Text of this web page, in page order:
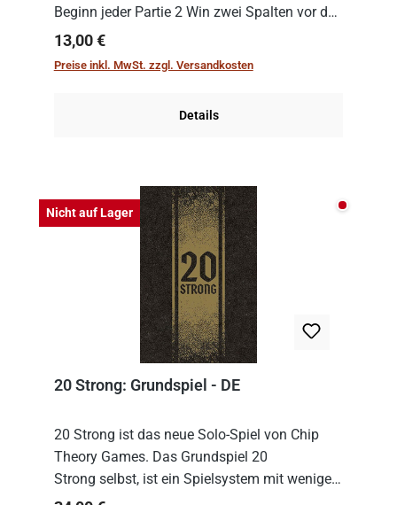
Beginn jeder Partie 2 Win zwei Spalten vor den
Spielenden aus, die es in die Höhe zu treiben
gilt. Doch das geht natürlich nur, solange man
Regulärer Preis:
13,00 €
Preise inkl. MwSt. zzgl. Versandkosten
Details
Nicht auf Lager Nicht
20 Strong: Grundspiel - DE
20 Strong ist das neue Solo-Spiel von Chip
Theory Games. Das Grundspiel 20
Strong selbst, ist ein Spielsystem mit wenigen,
einfachen Regeln. Um es zu spielen, muss es